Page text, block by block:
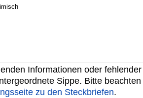
Informationen oder
Sippe. Bitte
zu den Steckbriefen.